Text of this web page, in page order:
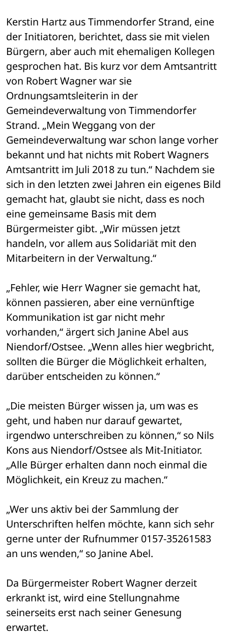
Kerstin Hartz aus Timmendorfer Strand, eine
der Initiatoren, berichtet, dass sie mit vielen
Bürgern, aber auch mit ehemaligen Kollegen
gesprochen hat. Bis kurz vor dem Amtsantritt
von Robert Wagner war sie
Ordnungsamtsleiterin in der
Gemeindeverwaltung von Timmendorfer
Strand. „Mein Weggang von der
Gemeindeverwaltung war schon lange vorher
bekannt und hat nichts mit Robert Wagners
Amtsantritt im Juli 2018 zu tun.“ Nachdem sie
sich in den letzten zwei Jahren ein eigenes Bild
gemacht hat, glaubt sie nicht, dass es noch
eine gemeinsame Basis mit dem
Bürgermeister gibt. „Wir müssen jetzt
handeln, vor allem aus Solidariät mit den
Mitarbeitern in der Verwaltung.“
„Fehler, wie Herr Wagner sie gemacht hat,
können passieren, aber eine vernünftige
Kommunikation ist gar nicht mehr
vorhanden,“ ärgert sich Janine Abel aus
Niendorf/Ostsee. „Wenn alles hier wegbricht,
sollten die Bürger die Möglichkeit erhalten,
darüber entscheiden zu können.“
„Die meisten Bürger wissen ja, um was es
geht, und haben nur darauf gewartet,
irgendwo unterschreiben zu können,“ so Nils
Kons aus Niendorf/Ostsee als Mit-Initiator.
„Alle Bürger erhalten dann noch einmal die
Möglichkeit, ein Kreuz zu machen.“
„Wer uns aktiv bei der Sammlung der
Unterschriften helfen möchte, kann sich sehr
gerne unter der Rufnummer 0157-35261583
an uns wenden,“ so Janine Abel.
Da Bürgermeister Robert Wagner derzeit
erkrankt ist, wird eine Stellungnahme
seinerseits erst nach seiner Genesung
erwartet.